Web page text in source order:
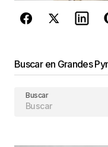
Buscar en Grandes
Buscar